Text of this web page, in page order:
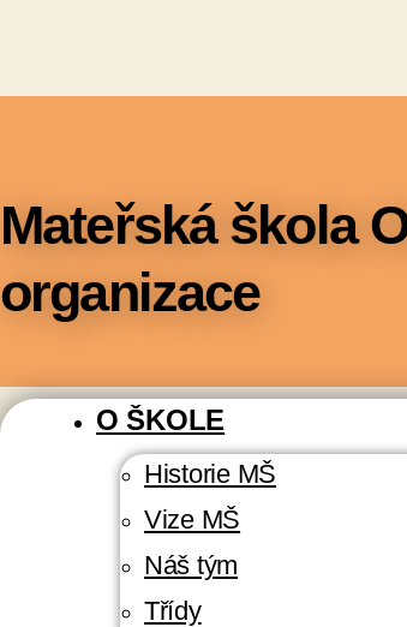
Mateřská škola
organizace
O ŠKOLE
Historie MŠ
Vize MŠ
Náš tým
Třídy